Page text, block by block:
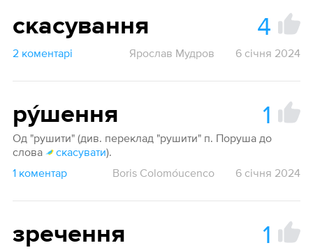
скасування 4
2 коментарі Ярослав Мудров 6 січня 2024
ру́шення 1
Од "рушити" (див. переклад "рушити" п. Поруша до
слова
скасувати).
1 коментар
Boris Colomóucenco 6 січня 2024
зречення 1